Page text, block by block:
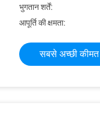
भुगतान शर्तें:
आपूर्ति की क्षमता:
सबसे अच्छी कीमत